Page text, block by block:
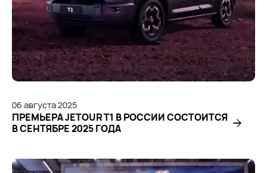
06 августа2025
ПРЕМЬЕРА JETOUR T1 В РОССИИ СОСТОИТСЯ
В СЕНТЯБРЕ 2025 ГОДА